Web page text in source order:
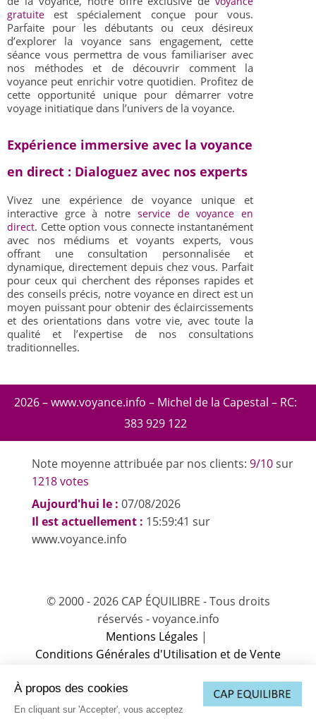
gratuite est spécialement conçue pour vous.
Parfaite pour les débutants ou ceux désireux
d’explorer la voyance sans engagement, cette
séance vous permettra de vous familiariser avec
nos méthodes et de découvrir comment la
voyance peut enrichir votre quotidien. Profitez de
cette opportunité unique pour démarrer votre
voyage initiatique dans l’univers de la voyance.
Expérience immersive avec la voyance
en direct : Dialoguez avec nos experts
Vivez une expérience de voyance unique et
interactive grce à notre service de voyance en
direct. Cette option vous connecte instantanément
avec nos médiums et voyants experts, vous
offrant une consultation personnalisée et
dynamique, directement depuis chez vous. Parfait
pour ceux qui cherchent des réponses rapides et
des conseils précis, notre voyance en direct est un
moyen puissant pour obtenir des éclaircissements
et des orientations dans votre vie, avec toute la
qualité et l’expertise de nos consultations
traditionnelles.
2026 – www.voyance.info – Michel de la Capestal – RC:
383 929 122
Note moyenne attribuée par nos clients: 9/10sur
1218 votes
Aujourd'hui le : 07/08/2026
Il est actuellement : 15:59:41 sur
www.voyance.info
© 2000 - 2026 CAP ÉQUILIBRE - Tous droits
réservés - voyance.info
Mentions Légales |
Conditions Générales d'Utilisation et de Vente
Charte sur la protection des données|
Charte de Déontologie| Partenaire|
À propos des cookies
En cliquant sur 'Accepter', vous acceptez